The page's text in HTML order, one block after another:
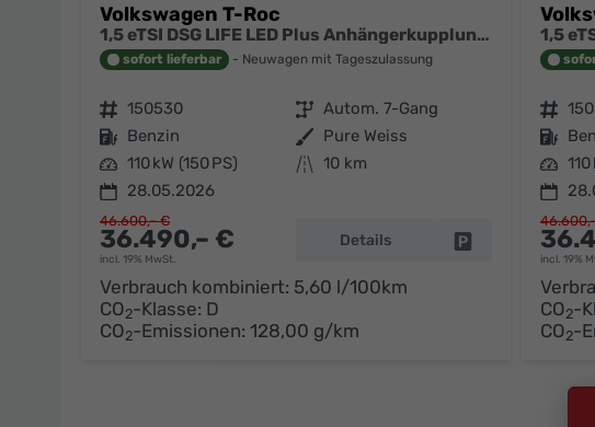
Volkswagen T-Roc
1,5 eTSI DSG LIFE LED Plus Anhängerkupplung Navigation Digital Pro Sitzheizung beheiztes Lenkrad 17 Zoll Alu 5J Garantie
sofort lieferbar Neuwagen mit Tageszulassung
Fahrzeugnr. 150530 Getriebe Autom. 7-Gang
Kraftstoff Benzin Außenfarbe Pure Weiss
Leistung 110 kW (150 PS) Kilometerstand 10 km
28.05.2026
36.490,– €
incl. 19% MwSt.
46.600,– €
Details Fahrzeug parken
Verbrauch kombiniert: 5,60 l/100km
CO2-Klasse: D
CO2-Emissionen: 128,00 g/km
Fahrzeugnr.
Kraftstoff
Leistung
incl. 19%
CO2-
CO2-